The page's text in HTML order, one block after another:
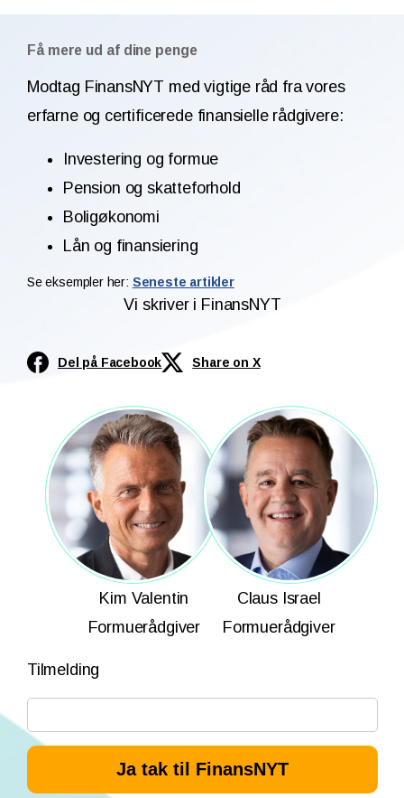
Få mere ud af dine penge
Modtag FinansNYT med vigtige råd fra vores
erfarne og certificerede finansielle rådgivere:
Investering og formue
Pension og skatteforhold
Boligøkonomi
Lån og finansiering
Se eksempler her: Seneste artikler
Vi skriver i FinansNYT
Del på Facebook Share on X
Kim Valentin
Formuerådgiver
Claus Israel
Formuerådgiver
Tilmelding